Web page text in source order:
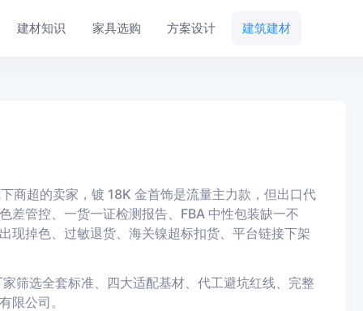
建材知识 家具选购 方案设计 建筑建材
商超的卖家，镀 18K 金首饰是流量主力款，但出口代
差管控、一货一证检测报告、FBA 中性包装缺一不
现掉色、过敏退货、海关镍超标扣货、平台链接下架
筛选全套标准、四大适配基材、代工避坑红线、完整
限公司。